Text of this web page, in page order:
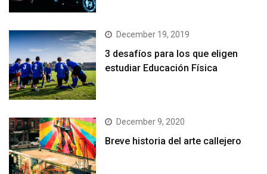
December 19, 2019
3 desafíos para los que eligen
estudiar Educación Física
December 9, 2020
Breve historia del arte callejero